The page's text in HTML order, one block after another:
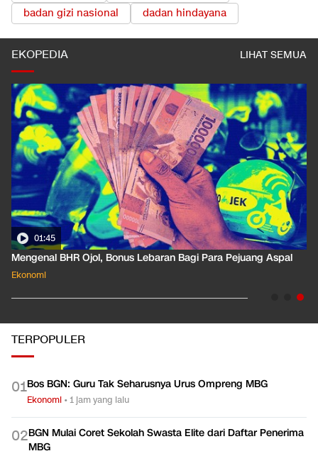
badan gizi nasional
dadan hindayana
EKOPEDIA LIHAT SEMUA
01:35
Pahami Dampak Kenaikan Suku Bunga Acuan ke Cicilan KPR
Ekonomi
TERPOPULER
01Bos BGN: Guru Tak Seharusnya Urus Ompreng MBG
Ekonomi •1 jam yang lalu
02BGN Mulai Coret Sekolah Swasta Elite dari Daftar Penerima
MBG